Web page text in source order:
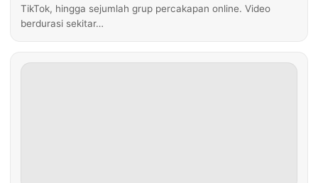
TikTok, hingga sejumlah grup percakapan online. Video
berdurasi sekitar…